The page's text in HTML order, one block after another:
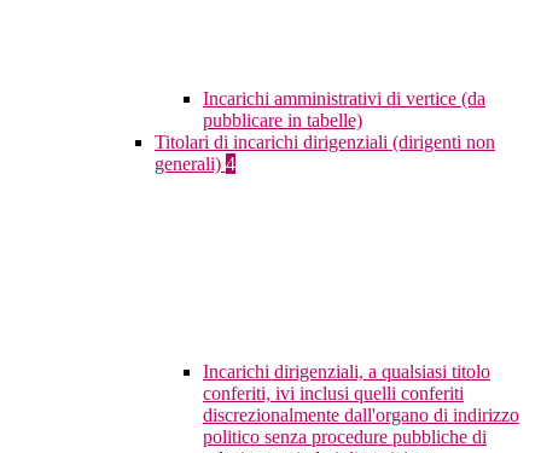
Incarichi amministrativi di vertice (da
pubblicare in tabelle)
Titolari di incarichi dirigenziali (dirigenti non
generali) 4
Incarichi dirigenziali, a qualsiasi titolo
conferiti, ivi inclusi quelli conferiti
discrezionalmente dall'organo di indirizzo
politico senza procedure pubbliche di